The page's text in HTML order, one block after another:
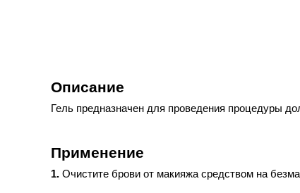
Описание
Гель предназначен для проведения процедуры
Применение
1. Очистите брови от макияжа средством на